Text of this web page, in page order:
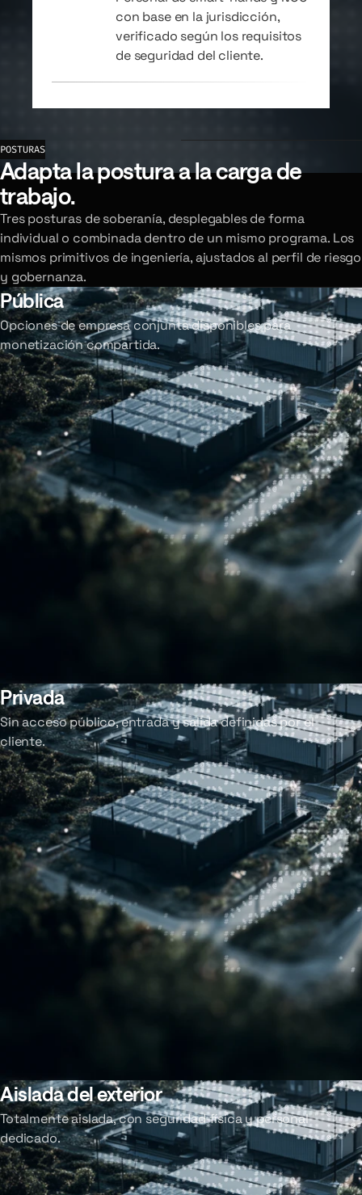
con base en la jurisdicción,
verificado según los requisitos
de seguridad del cliente.
POSTURAS
Adapta la postura a la carga de
trabajo.
Tres posturas de soberanía, desplegables de forma
individual o combinada dentro de un mismo programa. Los
mismos primitivos de ingeniería, ajustados al perfil de riesgo
y gobernanza.
Pública
Opciones de empresa conjunta disponibles para
monetización compartida.
Privada
Sin acceso público, entrada y salida definidas por el
cliente.
Aislada del exterior
Totalmente aislada, con seguridad física y personal
dedicado.